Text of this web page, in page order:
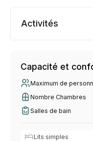
Activités
Capacité et
Maximum de
Nombre Chambres
Salles de bain
Lits simples